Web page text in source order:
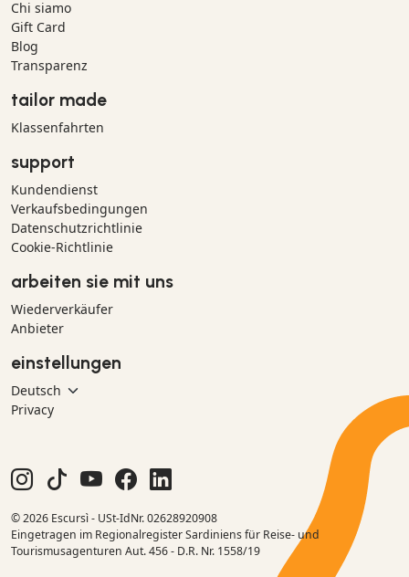
Chi siamo
Gift Card
Blog
Transparenz
tailor made
Klassenfahrten
support
Kundendienst
Verkaufsbedingungen
Datenschutzrichtlinie
Cookie-Richtlinie
arbeiten sie mit uns
Wiederverkäufer
Anbieter
einstellungen
Privacy
© 2026 Escursì - USt-IdNr. 02628920908
Eingetragen im Regionalregister Sardiniens für Reise- und
Tourismusagenturen Aut. 456 - D.R. Nr. 1558/19